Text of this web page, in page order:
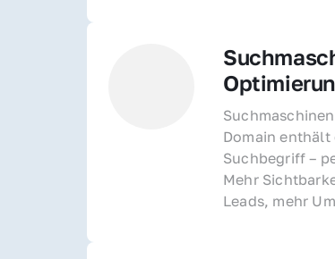
Domain
Suchbegriff –
Mehr
Leads, mehr